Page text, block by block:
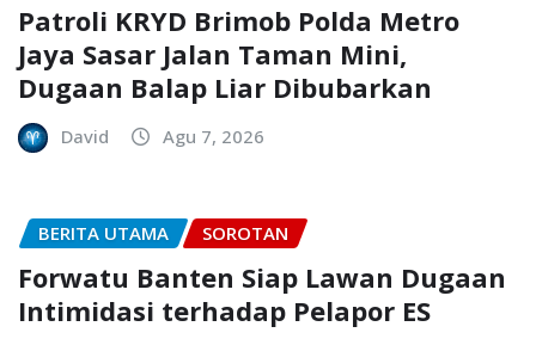
Patroli KRYD Brimob Polda Metro
Jaya Sasar Jalan Taman Mini,
Dugaan Balap Liar Dibubarkan
David Agu 7, 2026
BERITA UTAMA SOROTAN
Forwatu Banten Siap Lawan Dugaan
Intimidasi terhadap Pelapor ES